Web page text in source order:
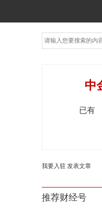
中
已有
我要入驻 发表文章
推荐财经号